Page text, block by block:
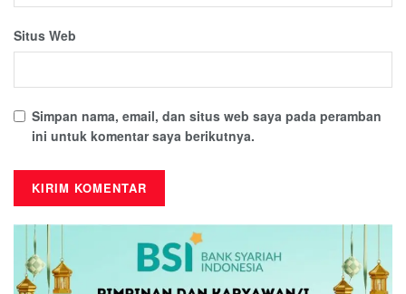
Situs Web
Simpan nama, email, dan situs web saya pada peramban
ini untuk komentar saya berikutnya.